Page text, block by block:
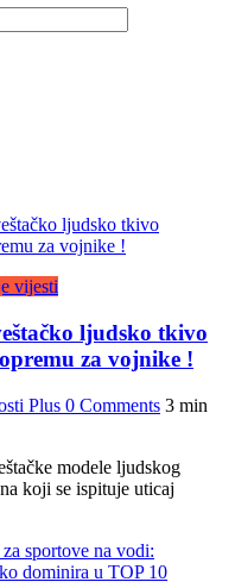
vijesti
ljudsko tkivo
za vojnike !
Plus 0 Comments 3 min
modele ljudskog
koji se ispituje uticaj